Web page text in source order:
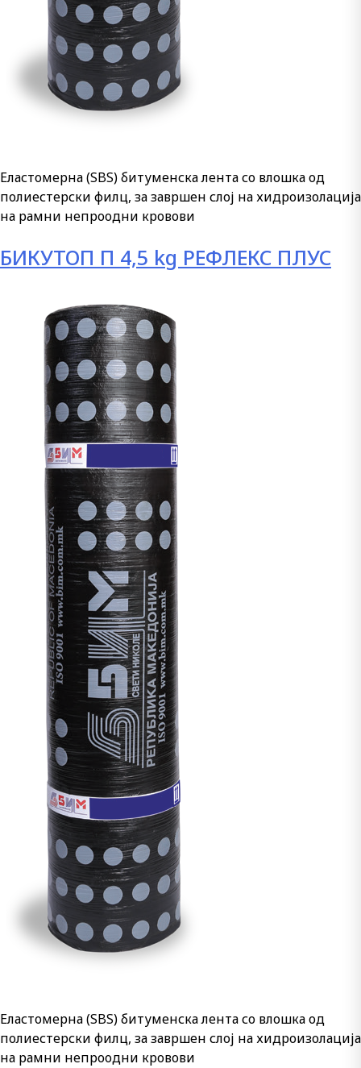
Еластомерна (SBS) битуменска лента со влошка од
полиестерски филц, за завршен слој на хидроизолација
на рамни непроодни кровови
БИКУТОП П 4,5 kg РЕФЛЕКС ПЛУС
Еластомерна (SBS) битуменска лента со влошка од
полиестерски филц, за завршен слој на хидроизолација
на рамни непроодни кровови